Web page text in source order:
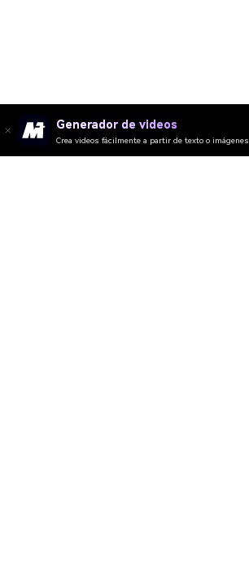
Generador de videos
Crea videos fácilmente a partir de texto o imágenes